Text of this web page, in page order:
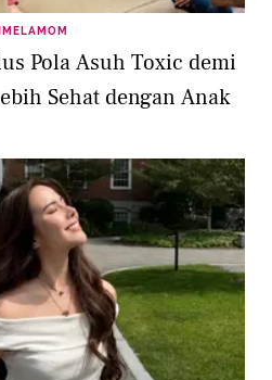
Pola Asuh Toxic demi
Sehat dengan Anak